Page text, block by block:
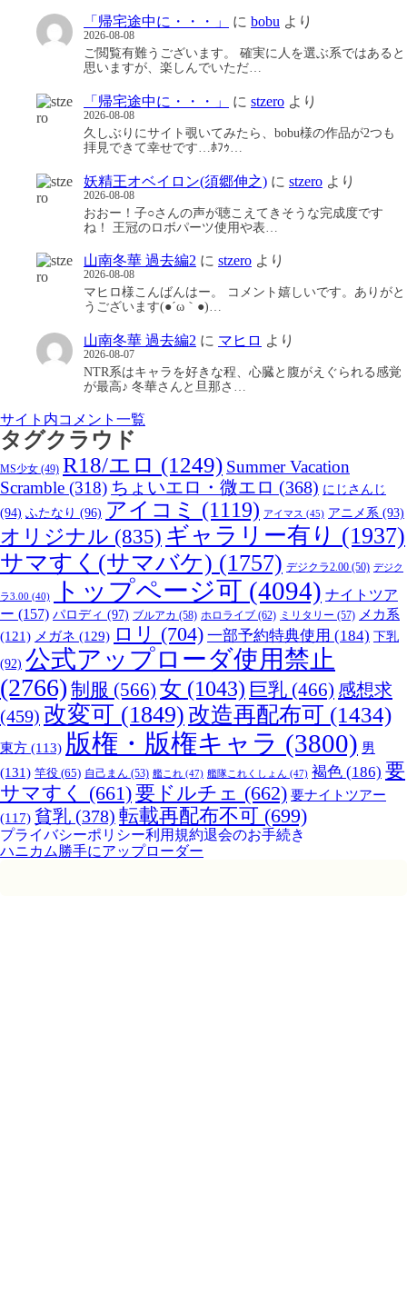
「帰宅途中に・・・」
に bobu より
2026-08-08
ご閲覧有難うございます。 確実に人を選ぶ系ではあると
思いますが、楽しんでいただ…
「帰宅途中に・・・」 に stzero より
2026-08-08
久しぶりにサイト覗いてみたら、bobu様の作品が2つも
拝見できて幸せです…ﾎﾌｩ…
妖精王オベイロン(須郷伸之) に stzero より
2026-08-08
おおー！子○さんの声が聴こえてきそうな完成度です
ね！ 王冠のロボパーツ使用や表…
山南冬華 過去編2 に stzero より
2026-08-08
マヒロ様こんばんはー。 コメント嬉しいです。ありがと
うございます(●´ω｀●)…
山南冬華 過去編2 に マヒロ より
2026-08-07
NTR系はキャラを好きな程、心臓と腹がえぐられる感覚
が最高♪ 冬華さんと旦那さ…
サイト内コメント一覧
タグクラウド
MS少女 (49) R18/エロ (1249) Summer Vacation
Scramble (318) ちょいエロ・微エロ (368) にじさんじ
(94) ふたなり (96) アイコミ (1119) アイマス (45) アニメ系 (93)
オリジナル (835) ギャラリー有り (1937)
サマすく(サマバケ) (1757) デジクラ2.00 (50) デジク
ラ3.00 (40) トップページ可 (4094) ナイトツア
ー (157) パロディ (97) ブルアカ (58) ホロライブ (62) ミリタリー (57) メカ系
(121) メガネ (129) ロリ (704) 一部予約特典使用 (184) 下乳
(92) 公式アップローダ使用禁止
(2766) 制服 (566) 女 (1043) 巨乳 (466) 感想求
(459) 改変可 (1849) 改造再配布可 (1434)
東方 (113) 版権・版権キャラ (3800) 男
(131) 竿役 (65) 自己まん (53) 艦これ (47) 艦隊これくしょん (47) 褐色 (186) 要
サマすく
(661)要ドルチェ (662) 要ナイトツアー
(117) 貧乳 (378) 転載再配布不可 (699)
プライバシーポリシー利用規約退会のお手続き
ハニカム勝手にアップローダー